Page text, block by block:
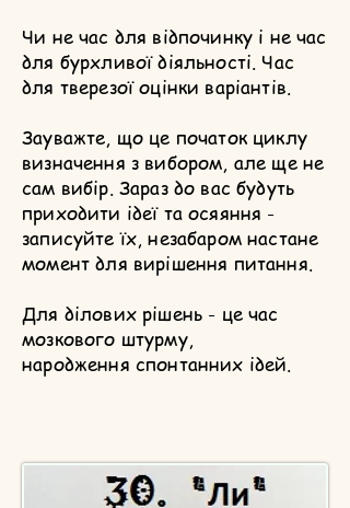
Чи не час для відпочинку і не час
для бурхливої діяльності. Час
для тверезої оцінки варіантів.
Зауважте, що це початок циклу
визначення з вибором, але ще не
сам вибір. Зараз до вас будуть
приходити ідеї та осяяння -
записуйте їх, незабаром настане
момент для вирішення питання.
Для ділових рішень - це час
мозкового штурму,
народження спонтанних ідей.